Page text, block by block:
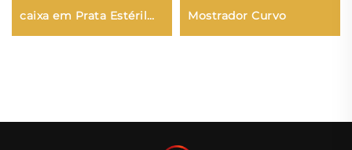
caixa em Prata Estéril
Mostrador Curvo